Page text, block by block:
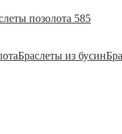
позолота 585
Браслеты из бусин